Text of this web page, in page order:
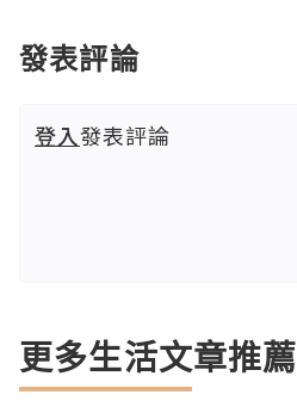
發表評論
登入發表評論
更多生活文章推薦